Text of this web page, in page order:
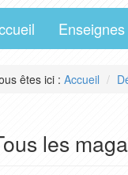
Enseignes
êtes ici : Accueil
les